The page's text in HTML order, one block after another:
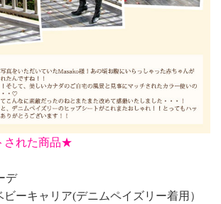
された商品★
デ
ーキャリア(デニムペイズリー着用）